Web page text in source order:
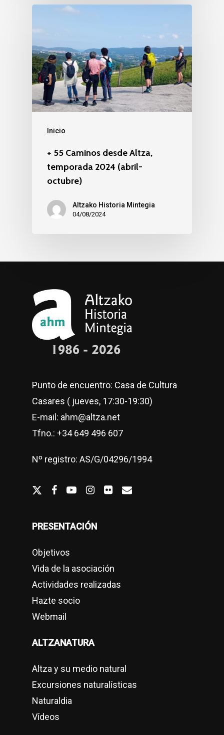
Inicio
+ 55 Caminos desde Altza,
temporada 2024 (abril-
octubre)
Altzako Historia Mintegia
04/08/2024
Punto de encuentro: Casa de Cultura
Casares ( jueves, 17:30-19:30)
E-mail: ahm@altza.net
Tfno.: +34 649 496 607
Nº registro: AS/G/04296/1994
twitterfacebook
youtubeInstagram
flickremail
PRESENTACIÓN
Objetivos
Vida de la asociación
Actividades realizadas
Hazte socio
Webmail
ALTZANATURA
Altza y su medio natural
Excursiones naturalísticas
Naturaldia
Vídeos